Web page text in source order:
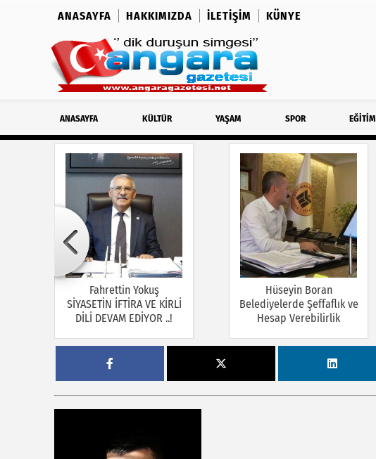
ANASAYFA HAKKIMIZDA İLETIŞIM KÜNYE
ANASAYFA KÜLTÜR YAŞAM SPOR EĞİTİM
Fahrettin Yokuş
SİYASETİN İFTİRA VE KİRLİ
DİLİ DEVAM EDİYOR ..!
Hüseyin Boran
Belediyelerde Şeffaflık ve
Hesap Verebilirlik